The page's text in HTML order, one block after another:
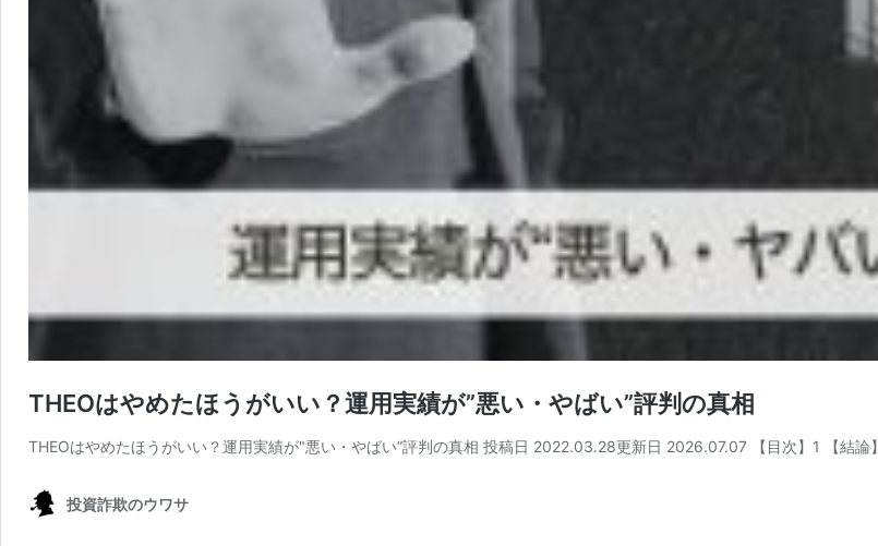
THEOはやめたほうがいい？運用実績が”悪い・やばい”評判の真相
THEOはやめたほうがいい？運用実績が"悪い・やばい”評判の真相 投稿日 2022.03.28更新日 2026.07.07 【目次】1 【結
投資詐欺のウワサ